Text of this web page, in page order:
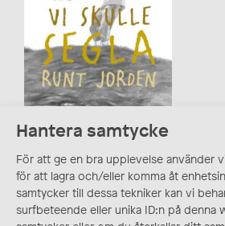
Hantera samtycke
För att ge en bra upplevelse använder
för att lagra och/eller komma åt
samtycker till dessa tekniker kan vi
surfbeteende eller unika ID:n på denna
”Vi skulle segla runt
jorden”, grafisk roman,
Natur & Kultur
Bilderbok, Blyerts,
Illustration, Serier,